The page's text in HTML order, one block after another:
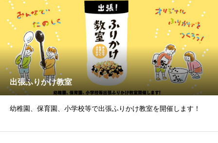
出張ふりかけ教室
幼稚園、保育園、小学校等で出張ふりかけ教室を開催します！